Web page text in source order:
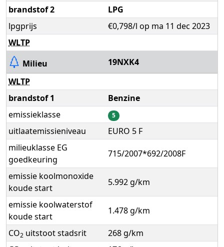
brandstof 2
LPG
lpgprijs
€0,798/l op ma 11 dec 2023
WLTP
Milieu
19NXK4
WLTP
brandstof 1
Benzine
emissieklasse
5
uitlaatemissieniveau
EURO 5 F
milieuklasse EG
goedkeuring
715/2007*692/2008F
emissie koolmonoxide
koude start
5.992 g/km
emissie koolwaterstof
koude start
1.478 g/km
CO2 uitstoot stadsrit
268 g/km